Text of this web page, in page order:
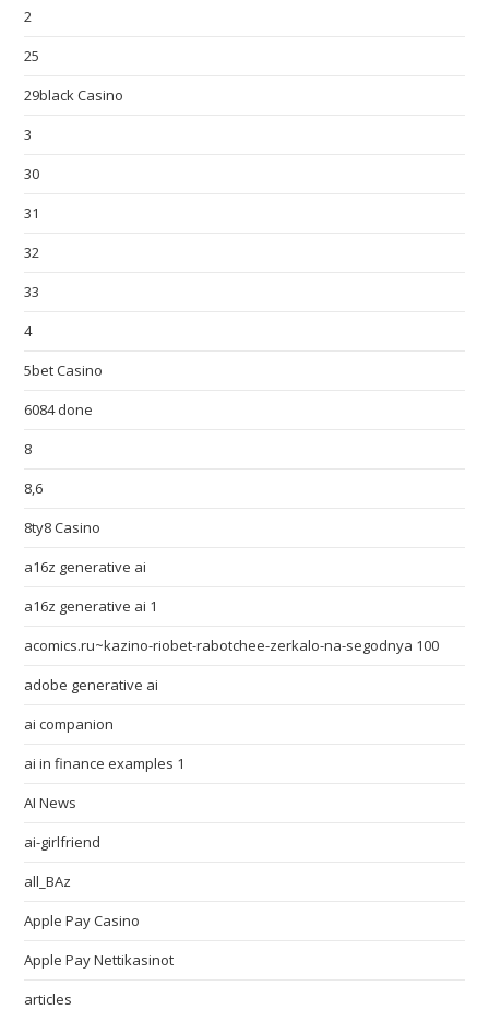
2
25
29black Casino
3
30
31
32
33
4
5bet Casino
6084 done
8
8,6
8ty8 Casino
a16z generative ai
a16z generative ai 1
acomics.ru~kazino-riobet-rabotchee-zerkalo-na-segodnya 100
adobe generative ai
ai companion
ai in finance examples 1
AI News
ai-girlfriend
all_BAz
Apple Pay Casino
Apple Pay Nettikasinot
articles